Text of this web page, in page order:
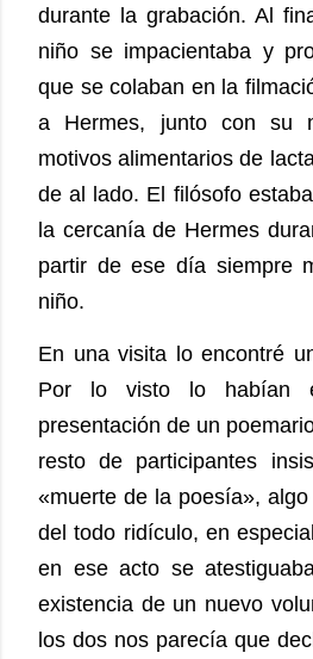
durante la grabación. Al
niño se impacientaba y
que se colaban en la
a Hermes, junto con su
motivos alimentarios de
de al lado. El filósofo
la cercanía de Hermes
partir de ese día siempre
niño.
En una visita lo encontré
Por lo visto lo habían
presentación de un
resto de participantes
«muerte de la poesía»,
del todo ridículo, en
en ese acto se
existencia de un nuevo
los dos nos parecía que